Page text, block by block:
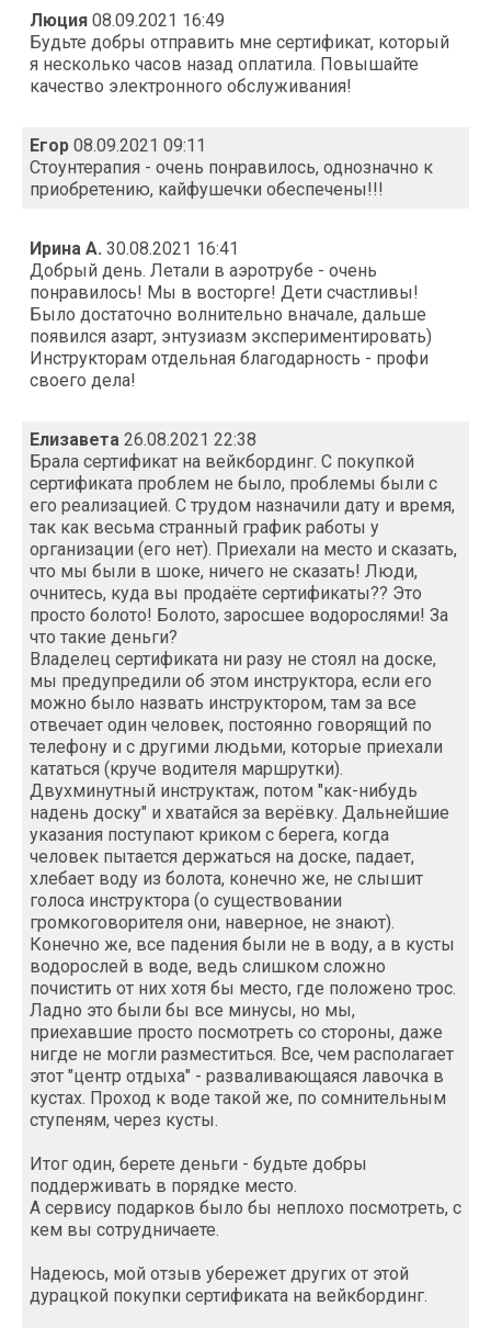
Люция 08.09.2021 16:49
Будьте добры отправить мне сертификат, который
я несколько часов назад оплатила. Повышайте
качество электронного обслуживания!
Егор 08.09.2021 09:11
Стоунтерапия - очень понравилось, однозначно к
приобретению, кайфушечки обеспечены!!!
Ирина А. 30.08.2021 16:41
Добрый день. Летали в аэротрубе - очень
понравилось! Мы в восторге! Дети счастливы!
Было достаточно волнительно вначале, дальше
появился азарт, энтузиазм экспериментировать)
Инструкторам отдельная благодарность - профи
своего дела!
Елизавета 26.08.2021 22:38
Брала сертификат на вейкбординг. С покупкой
сертификата проблем не было, проблемы были с
его реализацией. С трудом назначили дату и время,
так как весьма странный график работы у
организации (его нет). Приехали на место и сказать,
что мы были в шоке, ничего не сказать! Люди,
очнитесь, куда вы продаёте сертификаты?? Это
просто болото! Болото, заросшее водорослями! За
что такие деньги?
Владелец сертификата ни разу не стоял на доске,
мы предупредили об этом инструктора, если его
можно было назвать инструктором, там за все
отвечает один человек, постоянно говорящий по
телефону и с другими людьми, которые приехали
кататься (круче водителя маршрутки).
Двухминутный инструктаж, потом "как-нибудь
надень доску" и хватайся за верёвку. Дальнейшие
указания поступают криком с берега, когда
человек пытается держаться на доске, падает,
хлебает воду из болота, конечно же, не слышит
голоса инструктора (о существовании
громкоговорителя они, наверное, не знают).
Конечно же, все падения были не в воду, а в кусты
водорослей в воде, ведь слишком сложно
почистить от них хотя бы место, где положено трос.
Ладно это были бы все минусы, но мы,
приехавшие просто посмотреть со стороны, даже
нигде не могли разместиться. Все, чем располагает
этот "центр отдыха" - разваливающаяся лавочка в
кустах. Проход к воде такой же, по сомнительным
ступеням, через кусты.
Итог один, берете деньги - будьте добры
поддерживать в порядке место.
А сервису подарков было бы неплохо посмотреть, с
кем вы сотрудничаете.
Надеюсь, мой отзыв убережет других от этой
дурацкой покупки сертификата на вейкбординг.